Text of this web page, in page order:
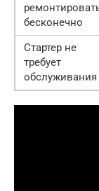
бесконечно
Стартер не
требует
обслуживания